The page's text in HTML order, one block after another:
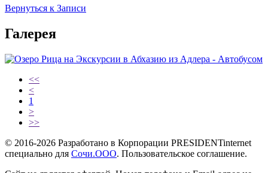
Вернуться к Записи
Галерея
<<
<
1
>
>>
© 2016-2026 Разработано в Корпорации PRESIDENTinternet
специально для Сочи.ООО. Пользовательское соглашение.